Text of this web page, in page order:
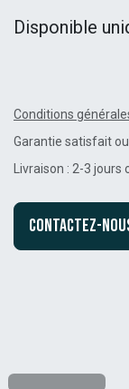
Disponible
Conditions
Garantie satisfait
Livraison : 2-3 jours
Contactez-